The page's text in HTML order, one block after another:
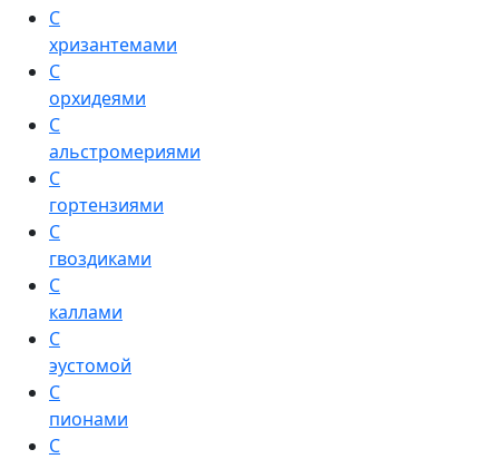
С
хризантемами
С
орхидеями
С
альстромериями
С
гортензиями
С
гвоздиками
С
каллами
С
эустомой
С
пионами
С